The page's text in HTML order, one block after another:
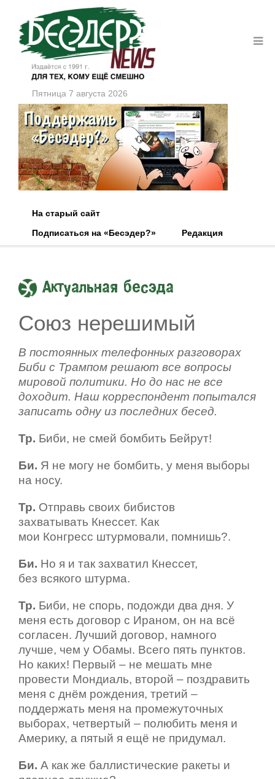
Пятница 7 августа 2026
На старый сайт
Подписаться на «Бесэдер?»
Редакция
Актуальная бесэда
Союз нерешимый
В постоянных телефонных разговорах
Биби с Трампом решают все вопросы
мировой политики. Но до нас не все
доходит. Наш корреспондент попытался
записать одну из последних бесед.
Тр. Биби, не смей бомбить Бейрут!
Би. Я не могу не бомбить, у меня выборы
на носу.
Тр. Отправь своих бибистов
захватывать Кнессет. Как
мои Конгресс штурмовали, помнишь?.
Би. Но я и так захватил Кнессет,
без всякого штурма.
Тр. Биби, не спорь, подожди два дня. У
меня есть договор с Ираном, он на всё
согласен. Лучший договор, намного
лучше, чем у Обамы. Всего пять пунктов.
Но каких! Первый – не мешать мне
провести Мондиаль, второй – поздравить
меня с днём рождения, третий –
поддержать меня на промежуточных
выборах, четвертый – полюбить меня и
Америку, а пятый я ещё не придумал.
Би. А как же баллистические ракеты и